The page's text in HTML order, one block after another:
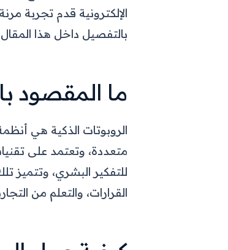
الإلكترونية قدم تجربة
بالتفصيل داخل هذا المقال
ما المقصود
الروبوتات الذكية هي
متعددة، وتعتمد على
للتفكير البشري، وتتميز
القرارات، والتعلم من